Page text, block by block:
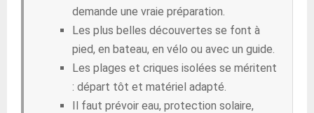
demande une vraie préparation.
Les plus belles découvertes se font à
pied, en bateau, en vélo ou avec un guide.
Les plages et criques isolées se méritent
: départ tôt et matériel adapté.
Il faut prévoir eau, protection solaire,